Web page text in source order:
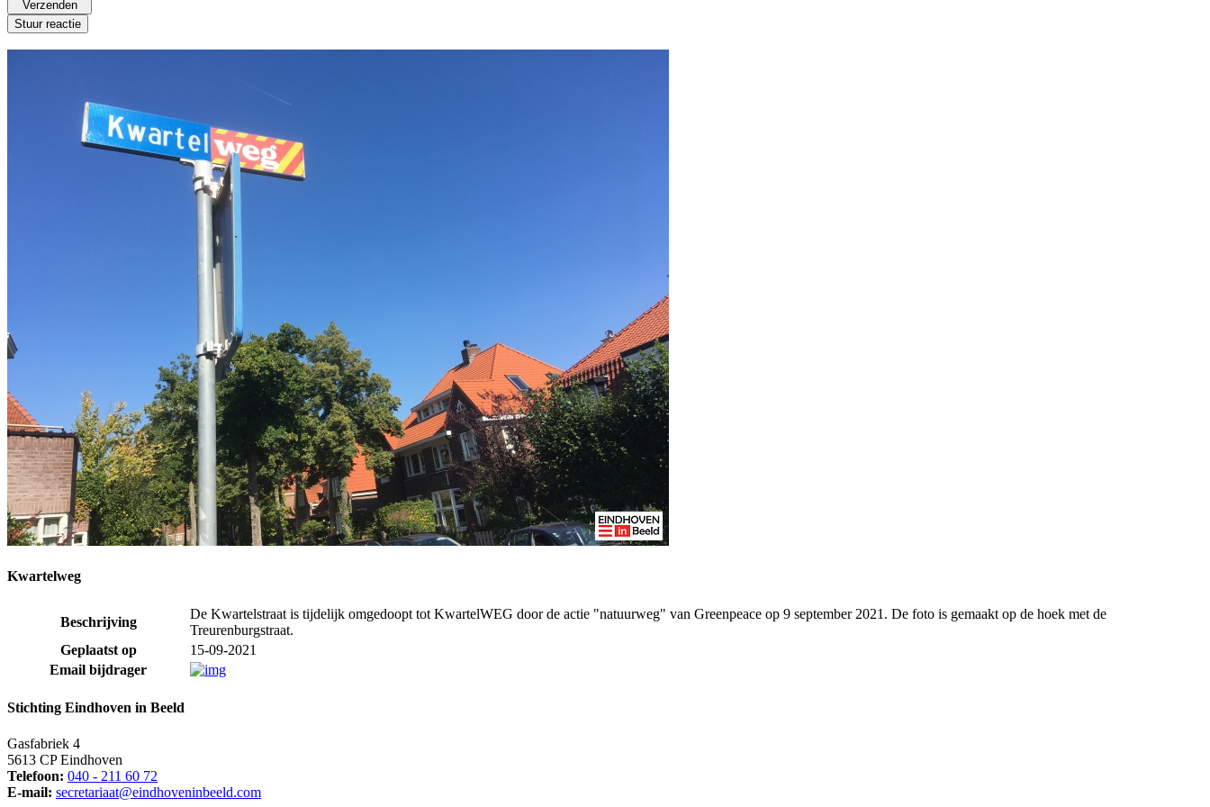
Kwartelweg
Beschrijving
De Kwartelstraat is tijdelijk omgedoopt tot KwartelWEG door de actie "natuurweg" van Greenpeace op 9 september 2021. De foto is gemaakt op de hoek met de
Treurenburgstraat.
Geplaatst op
15-09-2021
Email bijdrager
Stichting Eindhoven in Beeld
Gasfabriek 4
5613 CP Eindhoven
Telefoon: 040 - 211 60 72
E-mail: secretariaat@eindhoveninbeeld.com